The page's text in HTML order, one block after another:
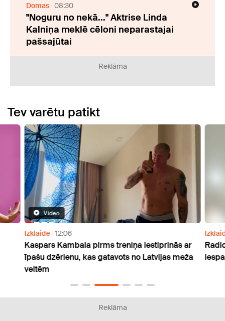
Domas 08:30
"Noguru no nekā..." Aktrise Linda
Kalniņa meklē cēloni neparastajai
pašsajūtai
Reklāma
Tev varētu patikt
Video
Izklaide 12:06
Kaspars Kambala pirms treniņa iestiprinās ar
īpašu dzērienu, kas gatavots no Latvijas meža
veltēm
Reklāma